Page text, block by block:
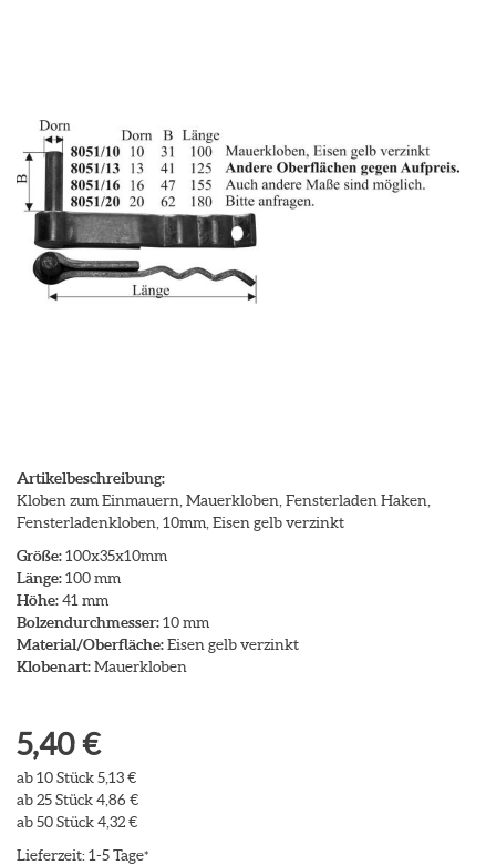
Artikelbeschreibung:
Kloben zum Einmauern, Mauerkloben, Fensterladen Haken,
Fensterladenkloben, 10mm, Eisen gelb verzinkt
Größe:100x35x10mm
Länge:100 mm
Höhe:41 mm
Bolzendurchmesser:10 mm
Material/Oberfläche:Eisen gelb verzinkt
Klobenart:Mauerkloben
5,40 €
ab 10 Stück 5,13 €
ab 25 Stück 4,86 €
ab 50 Stück 4,32 €
Lieferzeit: 1-5 Tage*